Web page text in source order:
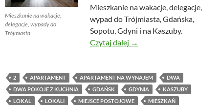
Mieszkanie na wakacje,
delegacje, wypady do
Trójmiasta
Mieszkanie na wakacje, delegacje,
wypad do Trójmiasta, Gdańska,
Sopotu, Gdyni i na Kaszuby.
Czytaj dalej Mieszkanie na wakacje,
→
2 APARTAMENT APARTAMENT NA WYNAJEM
DWA
DWA POKOJE Z KUCHNIĄ
GDAŃSK GDYNIA
KASZUBY
LOKAL
LOKALI MIEJSCE POSTOJOWE
MIESZKAŃ